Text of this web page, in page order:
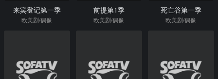
来宾登记第一季
欧美剧/偶像
前提第1季
欧美剧/偶像
死亡谷第一季
欧美剧/偶像